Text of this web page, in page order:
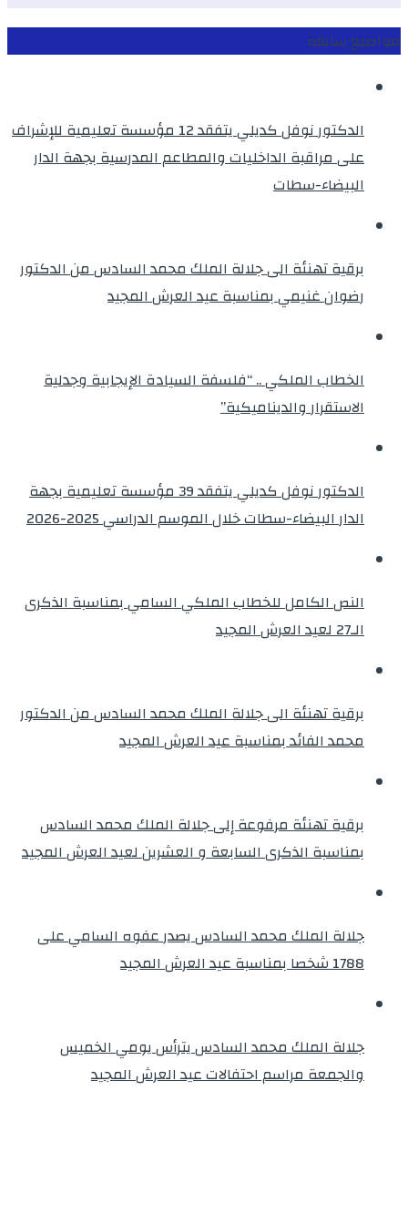
مواضيع سابقة
الدكتور نوفل كديلي يتفقد 12 مؤسسة تعليمية للإشراف
على مراقبة الداخليات والمطاعم المدرسية بجهة الدار
البيضاء-سطات
برقية تهنئة الى جلالة الملك محمد السادس من الدكتور
رضوان غنيمي بمناسبة عيد العرش المجيد
الخطاب الملكي .. “فلسفة السيادة الإيجابية وجدلية
الاستقرار والديناميكية”
الدكتور نوفل كديلي يتفقد 39 مؤسسة تعليمية بجهة
الدار البيضاء-سطات خلال الموسم الدراسي 2025-2026
النص الكامل للخطاب الملكي السامي بمناسبة الذكرى
الـ27 لعيد العرش المجيد
برقية تهنئة الى جلالة الملك محمد السادس من الدكتور
محمد الفائد بمناسبة عيد العرش المجيد
برقية تهنئة مرفوعة إلى جلالة الملك محمد السادس
بمناسبة الذكرى السابعة و العشرين لعيد العرش المجيد
جلالة الملك محمد السادس يصدر عفوه السامي على
1788 شخصا بمناسبة عيد العرش المجيد
جلالة الملك محمد السادس يترأس يومي الخميس
والجمعة مراسم احتفالات عيد العرش المجيد